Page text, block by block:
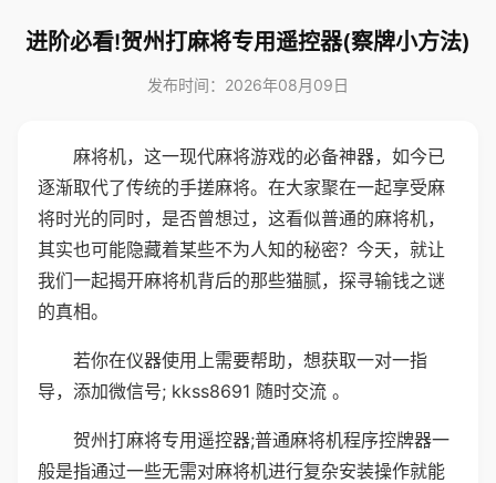
进阶必看!贺州打麻将专用遥控器(察牌小方法)
发布时间：2026年08月09日
麻将机，这一现代麻将游戏的必备神器，如今已
逐渐取代了传统的手搓麻将。在大家聚在一起享受麻
将时光的同时，是否曾想过，这看似普通的麻将机，
其实也可能隐藏着某些不为人知的秘密？今天，就让
我们一起揭开麻将机背后的那些猫腻，探寻输钱之谜
的真相。
若你在仪器使用上需要帮助，想获取一对一指
导，添加微信号; kkss8691 随时交流 。
贺州打麻将专用遥控器;普通麻将机程序控牌器一
般是指通过一些无需对麻将机进行复杂安装操作就能